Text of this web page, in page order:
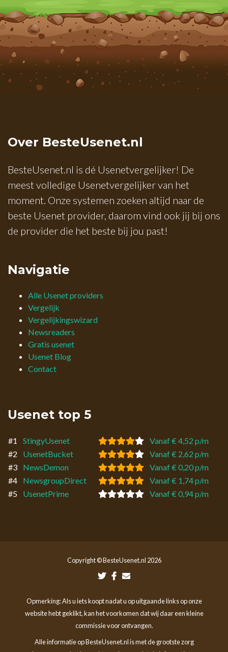
Over BesteUsenet.nl
BesteUsenet.nl is dé Usenetvergelijker! De
meest volledige Usenetvergelijker van het
moment. Onze systemen zoeken altijd naar de
beste Usenet provider, daarom vind ook jij bij ons
de provider die het beste bij jou past!
Navigatie
Alle Usenet providers
Vergelijk
Vergelijkingswizard
Newsreaders
Gratis usenet
Usenet Blog
Contact
Usenet top 5
#1 StingyUsenet
Vanaf € 4,52 p/m
#2
UsenetBucket
Vanaf € 2,62 p/m
#3
NewsDemon
Vanaf € 0,20 p/m
#4
NewsgroupDirect
Vanaf € 1,74 p/m
#5
UsenetPrime Vanaf € 0,94 p/m
Copyright © BesteUsenet.nl 2026
Opmerking: Als u iets koopt nadat u op uitgaande links op onze
website hebt geklikt, kan het voorkomen dat wij daar een kleine
commissie voor ontvangen.
Alle informatie op BesteUsenet.nl is met de grootste zorg